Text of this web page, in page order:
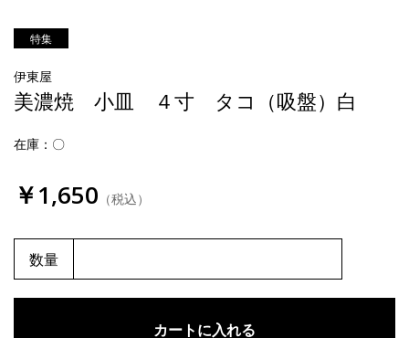
特集
伊東屋
美濃焼 小皿 ４寸 タコ（吸盤）白
在庫：〇
￥1,650 （税込）
数量